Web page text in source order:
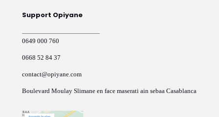
Support Opiyane
0649 000 760
0668 52 84 37
contact@opiyane.com
Boulevard Moulay Slimane en face maserati ain sebaa Casablanca